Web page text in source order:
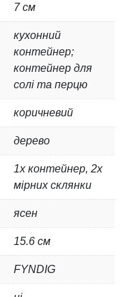
7 см
кухонний
контейнер;
контейнер для
солі та перцю
коричневий
дерево
1х контейнер, 2х
мірних склянки
ясен
15.6 см
FYNDIG